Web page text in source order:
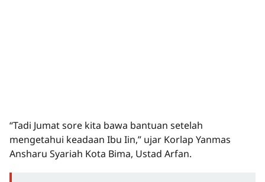
“Tadi Jumat sore kita bawa bantuan setelah
mengetahui keadaan Ibu Iin,” ujar Korlap Yanmas
Ansharu Syariah Kota Bima, Ustad Arfan.